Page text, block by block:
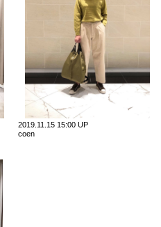
2019.11.15 15:00 UP
coen